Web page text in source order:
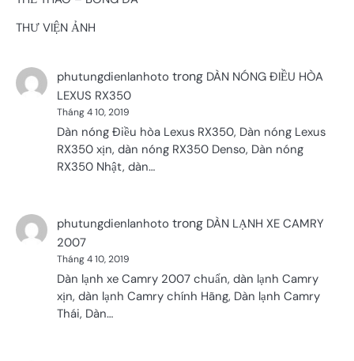
THƯ VIỆN ẢNH
phutungdienlanhoto trong DÀN NÓNG ĐIỀU HÒA
LEXUS RX350
Tháng 4 10, 2019
Dàn nóng Điều hòa Lexus RX350, Dàn nóng Lexus
RX350 xịn, dàn nóng RX350 Denso, Dàn nóng
RX350 Nhật, dàn…
phutungdienlanhoto trong DÀN LẠNH XE CAMRY
2007
Tháng 4 10, 2019
Dàn lạnh xe Camry 2007 chuẩn, dàn lạnh Camry
xịn, dàn lạnh Camry chính Hãng, Dàn lạnh Camry
Thái, Dàn…